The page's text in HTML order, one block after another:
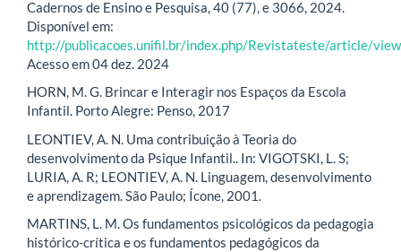
Cadernos de Ensino e Pesquisa, 40 (77), e 3066, 2024.
Disponível em:
http://publicacoes.unifil.br/index.php/Revistateste/article/
Acesso em 04 dez. 2024
HORN, M. G. Brincar e Interagir nos Espaços da Escola
Infantil. Porto Alegre: Penso, 2017
LEONTIEV, A. N. Uma contribuição à Teoria do
desenvolvimento da Psique Infantil.. In: VIGOTSKI, L. S;
LURIA, A. R; LEONTIEV, A. N. Linguagem, desenvolvimento
e aprendizagem. São Paulo; Ícone, 2001.
MARTINS, L. M. Os fundamentos psicológicos da pedagogia
histórico-crítica e os fundamentos pedagógicos da